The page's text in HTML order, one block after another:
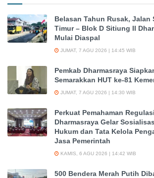
Belasan Tahun Rusak, Jalan
Timur – Blok D Sitiung II
Mulai Diaspal
JUMAT, 7 AGU 2026 | 14:45 WIB
Pemkab Dharmasraya
Semarakkan HUT ke-81
JUMAT, 7 AGU 2026 | 14:30 WIB
Perkuat Pemahaman
Dharmasraya Gelar
Hukum dan Tata Kelola
Jasa Pemerintah
KAMIS, 6 AGU 2026 | 14:42 WIB
500 Bendera Merah Putih